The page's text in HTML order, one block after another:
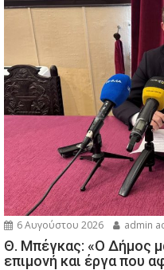
6 Αυγούστου 2026 admin
Θ. Μπέγκας: «Ο Δήμος
επιμονή και έργα που